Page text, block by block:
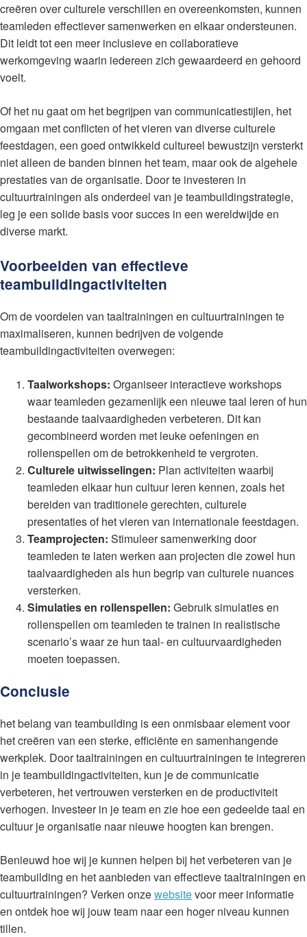
creëren over culturele verschillen en overeenkomsten, kunnen
teamleden effectiever samenwerken en elkaar ondersteunen.
Dit leidt tot een meer inclusieve en collaboratieve
werkomgeving waarin iedereen zich gewaardeerd en gehoord
voelt.
Of het nu gaat om het begrijpen van communicatiestijlen, het
omgaan met conflicten of het vieren van diverse culturele
feestdagen, een goed ontwikkeld cultureel bewustzijn versterkt
niet alleen de banden binnen het team, maar ook de algehele
prestaties van de organisatie. Door te investeren in
cultuurtrainingen als onderdeel van je teambuildingstrategie,
leg je een solide basis voor succes in een wereldwijde en
diverse markt.
Voorbeelden van effectieve
teambuildingactiviteiten
Om de voordelen van taaltrainingen en cultuurtrainingen te
maximaliseren, kunnen bedrijven de volgende
teambuildingactiviteiten overwegen:
Taalworkshops: Organiseer interactieve workshops
waar teamleden gezamenlijk een nieuwe taal leren of hun
bestaande taalvaardigheden verbeteren. Dit kan
gecombineerd worden met leuke oefeningen en
rollenspellen om de betrokkenheid te vergroten.
Culturele uitwisselingen: Plan activiteiten waarbij
teamleden elkaar hun cultuur leren kennen, zoals het
bereiden van traditionele gerechten, culturele
presentaties of het vieren van internationale feestdagen.
Teamprojecten: Stimuleer samenwerking door
teamleden te laten werken aan projecten die zowel hun
taalvaardigheden als hun begrip van culturele nuances
versterken.
Simulaties en rollenspellen: Gebruik simulaties en
rollenspellen om teamleden te trainen in realistische
scenario’s waar ze hun taal- en cultuurvaardigheden
moeten toepassen.
Conclusie
het belang van teambuilding is een onmisbaar element voor
het creëren van een sterke, efficiënte en samenhangende
werkplek. Door taaltrainingen en cultuurtrainingen te integreren
in je teambuildingactiviteiten, kun je de communicatie
verbeteren, het vertrouwen versterken en de productiviteit
verhogen. Investeer in je team en zie hoe een gedeelde taal en
cultuur je organisatie naar nieuwe hoogten kan brengen.
Benieuwd hoe wij je kunnen helpen bij het verbeteren van je
teambuilding en het aanbieden van effectieve taaltrainingen en
cultuurtrainingen? Verken onzewebsitevoor meer informatie
en ontdek hoe wij jouw team naar een hoger niveau kunnen
tillen.